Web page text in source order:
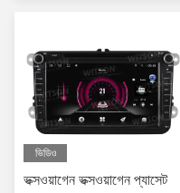
ভিডিও
ভক্সওয়াগেন ভক্সওয়াগেন প্যাসেট